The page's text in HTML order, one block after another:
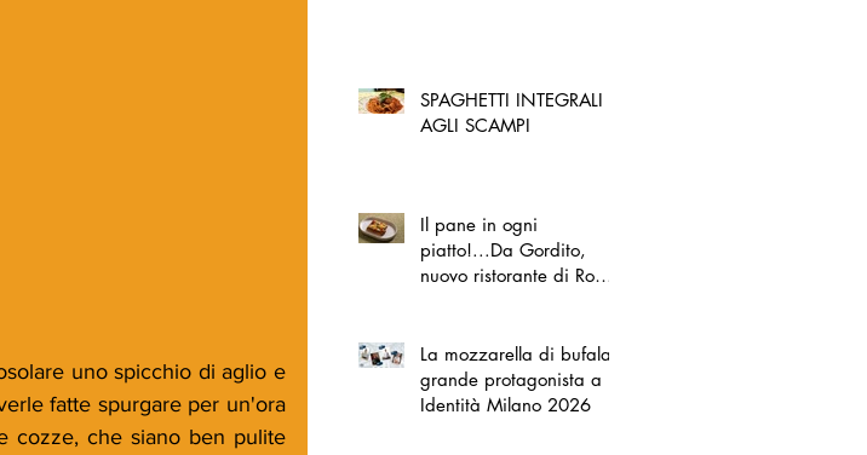
uno spicchio di aglio e
fatte spurgare per un'ora
cozze, che siano ben pulite
SPAGHETTI INTEGRALI
AGLI SCAMPI
Il pane in ogni
piatto!...Da Gordito,
nuovo ristorante di Roma
La mozzarella di bufala
grande protagonista a
Identità Milano 2026